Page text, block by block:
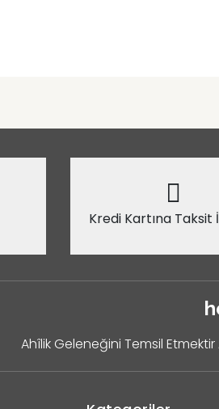
Kredi Kartına Taksit
Ahîlik Geleneğini Temsil